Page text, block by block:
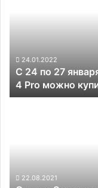
Black
Shark
Pro
24.01.2022
С 24 по 27
4 Pro можно
вдвое22.08.2021